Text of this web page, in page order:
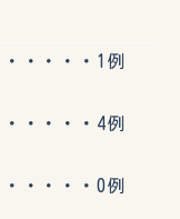
・・・1例
・・・4例
・・・0例